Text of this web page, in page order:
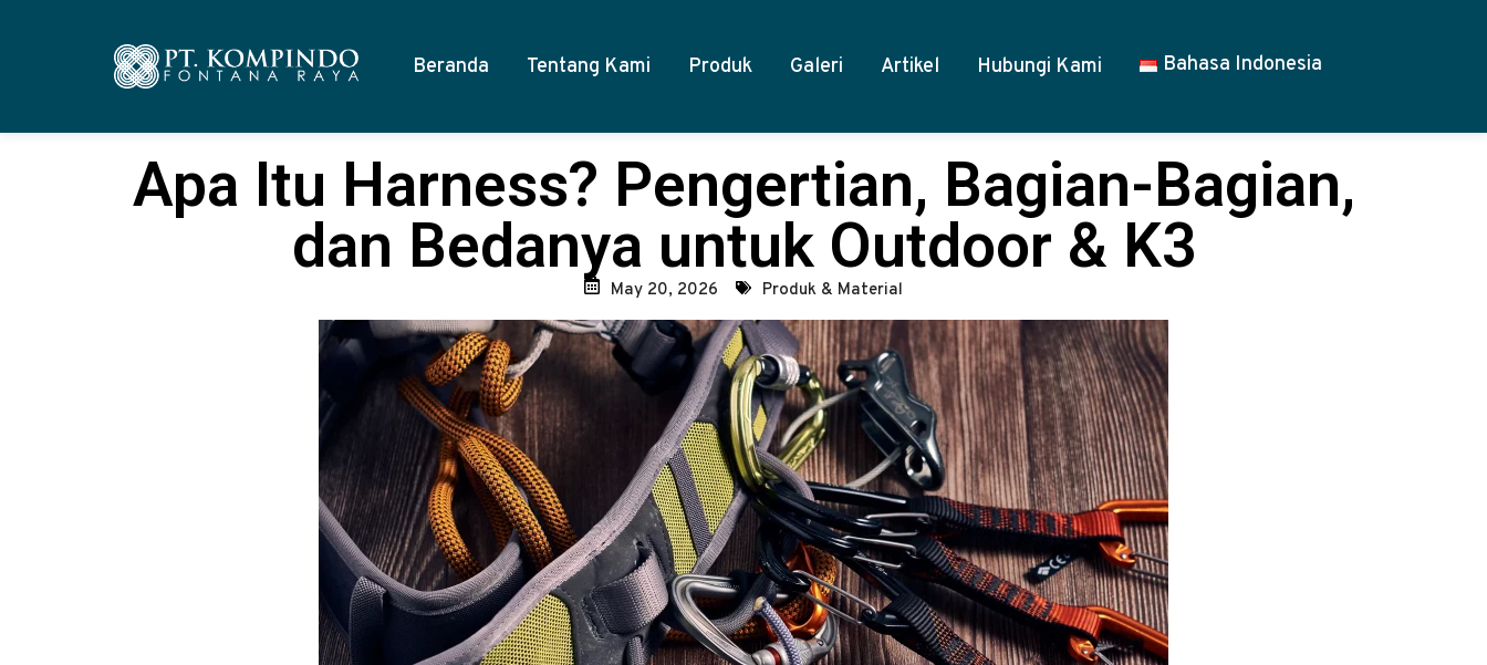
Beranda Tentang Kami Produk Galeri Artikel Hubungi Kami Bahasa Indonesia
Apa Itu Harness? Pengertian, Bagian-Bagian,
dan Bedanya untuk Outdoor & K3
May 20, 2026 Produk & Material